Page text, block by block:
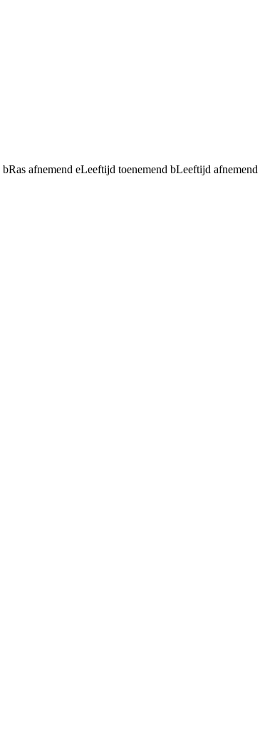
bRas afnemend eLeeftijd toenemend bLeeftijd afnemend